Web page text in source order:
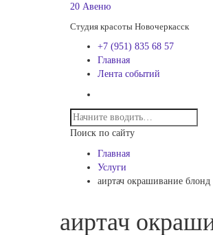
20 Авеню
Студия красоты Новочеркасск
+7 (951) 835 68 57
Главная
Лента событий
Поиск по сайту
Главная
Услуги
аиртач окрашивание
аиртач